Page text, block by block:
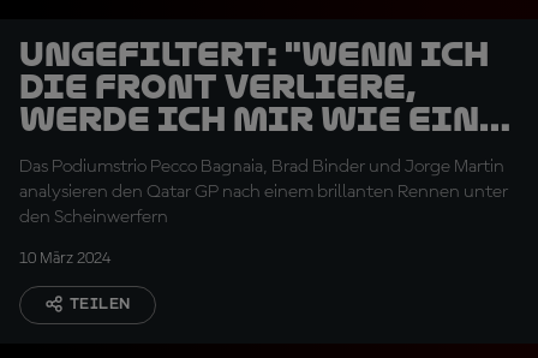
UNGEFILTERT: "Wenn ich
die Front verliere,
werde ich mir wie ein
Idiot vorkommen"
Das Podiumstrio Pecco Bagnaia, Brad Binder und Jorge Martin
analysieren den Qatar GP nach einem brillanten Rennen unter
den Scheinwerfern
10 März 2024
TEILEN